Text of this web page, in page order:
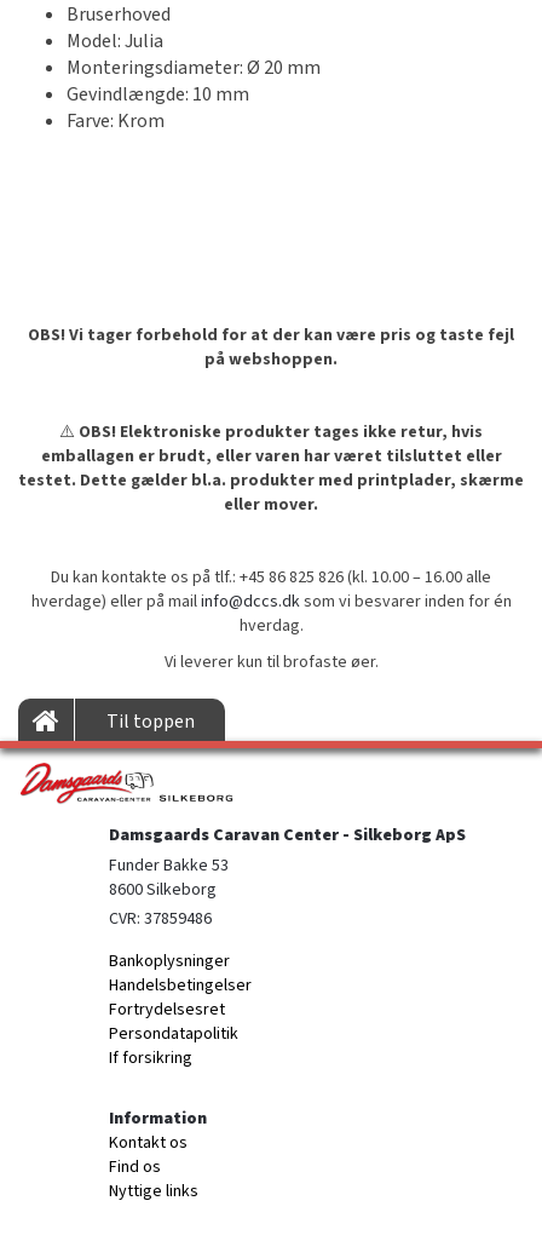
Bruserhoved
Model: Julia
Monteringsdiameter: Ø 20 mm
Gevindlængde: 10 mm
Farve: Krom
OBS! Vi tager forbehold for at der kan være pris og taste fejl
på webshoppen.
⚠️ OBS! Elektroniske produkter tages ikke retur, hvis
emballagen er brudt, eller varen har været tilsluttet eller
testet. Dette gælder bl.a. produkter med printplader, skærme
eller mover.
Du kan kontakte os på tlf.: +45 86 825 826 (kl. 10.00 – 16.00 alle
hverdage) eller på mailinfo@dccs.dksom vi besvarer inden for én
hverdag.
Vi leverer kun til brofaste øer.
Til toppen
Damsgaards Caravan Center - Silkeborg ApS
Funder Bakke 53
8600 Silkeborg
CVR: 37859486
Bankoplysninger
Handelsbetingelser
Fortrydelsesret
Persondatapolitik
If forsikring
Information
Kontakt os
Find os
Nyttige links